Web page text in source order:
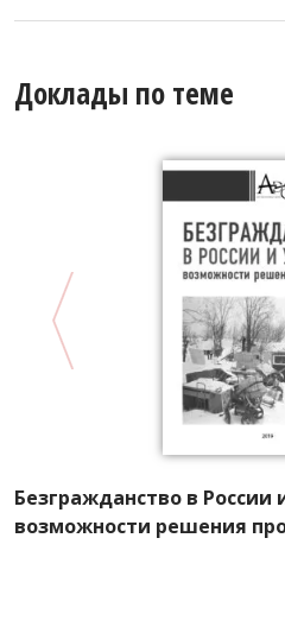
Доклады по теме
Безгражданство в России
возможности решения